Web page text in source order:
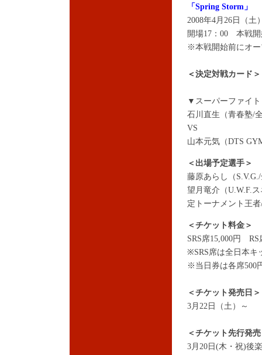
「Spring Storm」
2008年4月26日（土
開場17：00 本戦開
※本戦開始前にオ
＜ 決定対戦カード＞
▼スーパーファイ
石川直生（青春塾/
VS
山本元気（DTS
＜出場予定選手＞
藤原あらし（
望月竜介（U.W.F.
定トーナメント王
＜チケット料金＞
SRS席15,000円
※SRS席は全日本キ
※当日券は各席500
＜チケット発売日＞
3月22日（土）～
＜チケット先行発
3月20日(木・祝)後